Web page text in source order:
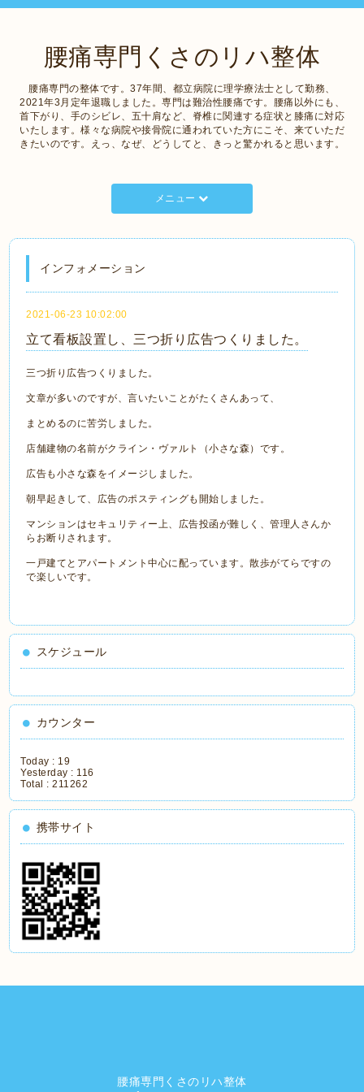
腰痛専門くさのリハ整体
腰痛専門の整体です。37年間、都立病院に理学療法士として勤務、
2021年3月定年退職しました。専門は難治性腰痛です。腰痛以外にも、
首下がり、手のシビレ、五十肩など、脊椎に関連する症状と膝痛に対応
いたします。様々な病院や接骨院に通われていた方にこそ、来ていただ
きたいのです。えっ、なぜ、どうしてと、きっと驚かれると思います。
メニュー
インフォメーション
2021-06-23 10:02:00
立て看板設置し、三つ折り広告つくりました。
三つ折り広告つくりました。
文章が多いのですが、言いたいことがたくさんあって、
まとめるのに苦労しました。
店舗建物の名前がクライン・ヴァルト（小さな森）です。
広告も小さな森をイメージしました。
朝早起きして、広告のポスティングも開始しました。
マンションはセキュリティー上、広告投函が難しく、管理人さんか
らお断りされます。
一戸建てとアパートメント中心に配っています。散歩がてらですの
で楽しいです。
スケジュール
カウンター
Today : 19
Yesterday : 116
Total :211262
携帯サイト
腰痛専門くさのリハ整体